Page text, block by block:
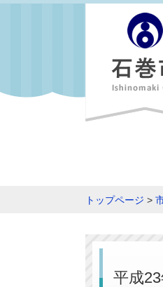
トップページ >
平成